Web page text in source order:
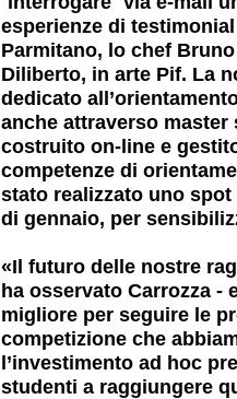
esperienze di
Parmitano, lo chef
Diliberto, in arte Pif. La
dedicato
anche attraverso
costruito on-line e
competenze di
stato realizzato uno
di gennaio, per
«Il futuro delle nostre
ha osservato Carrozza -
migliore per seguire le
competizione che
l’investimento ad hoc
studenti a raggiungere